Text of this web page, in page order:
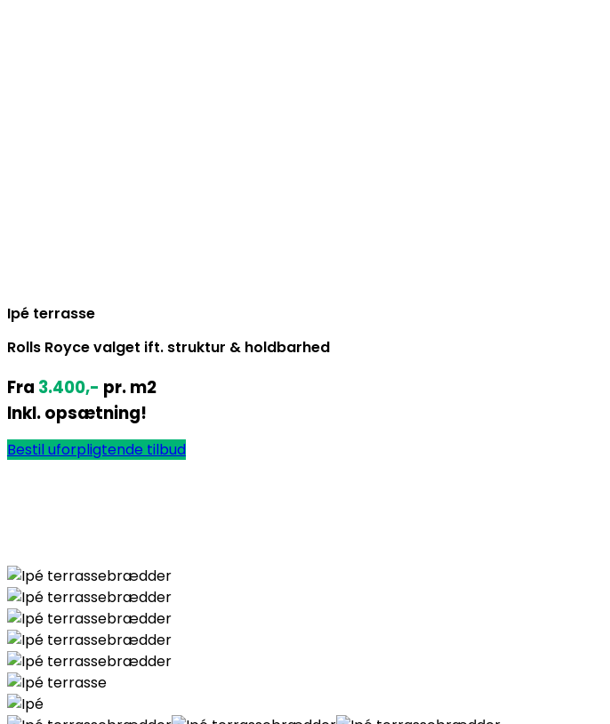
Ipé terrasse
Rolls Royce valget ift. struktur & holdbarhed
Fra 3.400,- pr. m2
Inkl. opsætning!
Bestil uforpligtende tilbud